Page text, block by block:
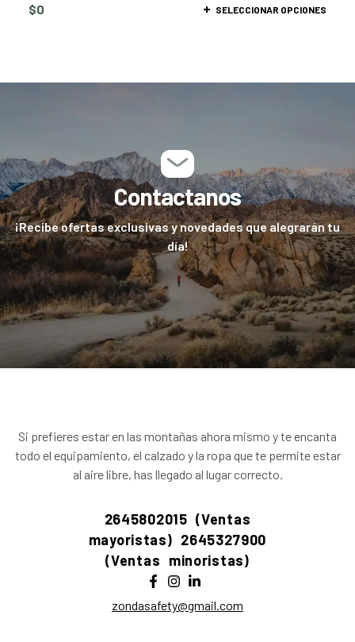
$0 SELECCIONAR OPCIONES
Contactanos
¡Recibe ofertas exclusivas y novedades que alegrarán tu
día!
Si prefieres estar en las montañas ahora mismo y te encanta
todo el equipamiento, el calzado y la ropa que te permite estar
al aire libre, has llegado al lugar correcto.
2645802015 (Ventas
mayoristas) 2645327900
(Ventas minoristas)
zondasafety@gmail.com